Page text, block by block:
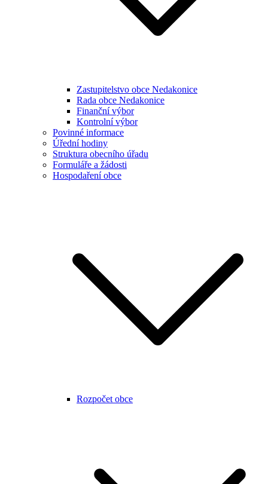
Zastupitelstvo obce Nedakonice
Rada obce Nedakonice
Finanční výbor
Kontrolní výbor
Povinné informace
Úřední hodiny
Struktura obecního úřadu
Formuláře a žádosti
Hospodaření obce
Rozpočet obce